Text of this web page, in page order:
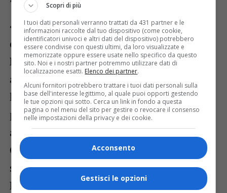
«Desideriamo fare diversi ringraziamenti»
dicono i componenti del Cammino della
Luce; «innanzitutto al Comune di Rassa e
al sindaco Michele Barbaglia, per
l’impegno profuso nel mettere in piedi il
pellegrinaggio, alla Pro Loco di Rassa,
all’Amministrazione del Santuario di
Oropa e al Rettore don Berchi per la
sempre calorosa e benevola accoglienza.
Ringraziamo tutti i partecipanti al
Scopri di più
I tuoi dati personali verranno trattati da 431 partner e le
informazioni raccolte dal tuo dispositivo (come cookie,
identificatori univoci e altri dati del dispositivo) potrebbero
essere condivise con questi ultimi, da loro visualizzate e
memorizzate oppure essere usate nello specifico da questo
sito. Noi e i nostri partner potremmo utilizzare dati di
localizzazione esatti. Elenco dei partner.
Alcuni fornitori potrebbero trattare i tuoi dati personali sulla
base dell'interesse legittimo, al quale puoi opporti gestendo
le tue opzioni qui sotto. Cerca un link in fondo a questa
pagina o nel menu del sito per gestire o revocare il consenso
nelle impostazioni della privacy e dei cookie.
Acconsento
Gestisci le opzioni